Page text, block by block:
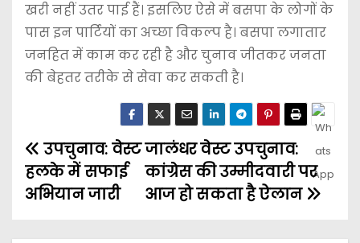
खरी नहीं उतर पाई हैं। इसलिए ऐसे में बसपा के लोगों के
पास इन पार्टियों का अच्छा विकल्प है। बसपा लगातार
जनहित में काम कर रही है और चुनाव जीतकर जनता
की बेहतर तरीके से सेवा कर सकती है।
जालंधर वेस्ट उपचुनाव:
कांग्रेस की उम्मीदवारी पर
आज हो सकता है ऐलान
उपचुनाव: वेस्ट
हलके में सफाई
अभियान जारी